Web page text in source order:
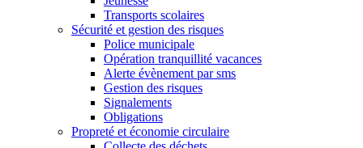
Transports scolaires
Sécurité et gestion des risques
Police municipale
Opération tranquillité vacances
Alerte évènement par sms
Gestion des risques
Signalements
Obligations
Propreté et économie circulaire